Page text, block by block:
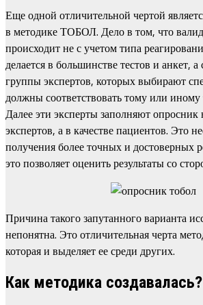
Еще одной отличительной чертой
в методике ТОБОЛ. Дело в том, что
происходит не с учетом типа
делается в большинстве тестов и анкет,
группы экспертов, которых выбирают
должны соответствовать тому или иному
Далее эти эксперты заполняют опросник
экспертов, а в качестве пациентов. Это
получения более точных и достоверных
это позволяет оценить результаты со
Причина такого запутанного варианта
непонятна. Это отличительная черта
которая и выделяет ее среди других.
Как методика создавалась?